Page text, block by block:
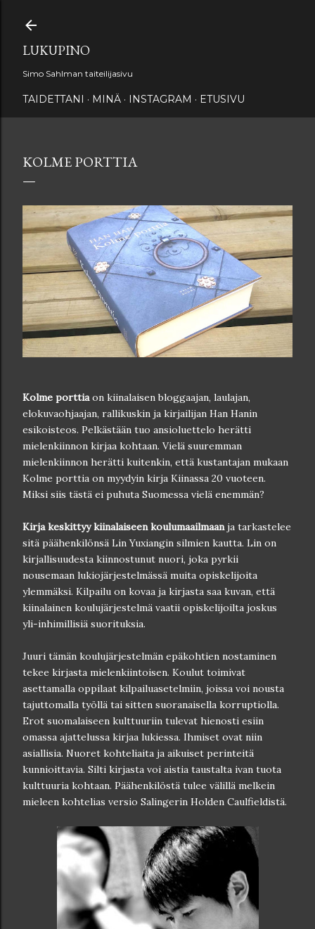
LUKUPINO
Simo Sahlman taiteilijasivu
TAIDETTANI MINÄ INSTAGRAM ETUSIVU
KOLME PORTTIA
Kolme porttiaon kiinalaisen bloggaajan, laulajan,
elokuvaohjaajan, rallikuskin ja kirjailijan Han Hanin
esikoisteos. Pelkästään tuo ansioluettelo herätti
mielenkiinnon kirjaa kohtaan. Vielä suuremman
mielenkiinnon herätti kuitenkin, että kustantajan mukaan
Kolme porttia on myydyin kirja Kiinassa 20 vuoteen.
Miksi siis tästä ei puhuta Suomessa vielä enemmän?
Kirja keskittyy kiinalaiseen koulumaailmaanja tarkastelee
sitä päähenkilönsä Lin Yuxiangin silmien kautta. Lin on
kirjallisuudesta kiinnostunut nuori, joka pyrkii
nousemaan lukiojärjestelmässä muita opiskelijoita
ylemmäksi. Kilpailu on kovaa ja kirjasta saa kuvan, että
kiinalainen koulujärjestelmä vaatii opiskelijoilta joskus
yli-inhimillisiä suorituksia.
Juuri tämän koulujärjestelmän epäkohtien nostaminen
tekee kirjasta mielenkiintoisen. Koulut toimivat
asettamalla oppilaat kilpailuasetelmiin, joissa voi nousta
tajuttomalla työllä tai sitten suoranaisella korruptiolla.
Erot suomalaiseen kulttuuriin tulevat hienosti esiin
omassa ajattelussa kirjaa lukiessa. Ihmiset ovat niin
asiallisia. Nuoret kohteliaita ja aikuiset perinteitä
kunnioittavia. Silti kirjasta voi aistia taustalta ivan tuota
kulttuuria kohtaan. Päähenkilöstä tulee välillä melkein
mieleen kohtelias versio Salingerin Holden Caulfieldistä.